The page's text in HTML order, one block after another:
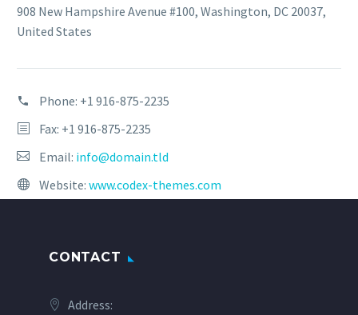
908 New Hampshire Avenue #100, Washington, DC 20037,
United States
Phone: +1 916-875-2235
Fax: +1 916-875-2235
Email: info@domain.tld
Website: www.codex-themes.com
CONTACT
Address: